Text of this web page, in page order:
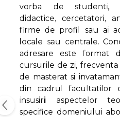
vorba de studenti,
didactice, cercetatori,
firme de profil sau ai
locale sau centrale.
adresare este format
cursurile de zi,
de masterat si
din cadrul facultatilor
insusirii aspectelor
specifice domeniului